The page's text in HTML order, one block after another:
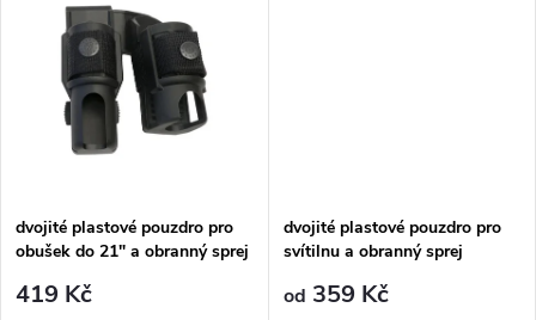
dvojité plastové pouzdro pro
obušek do 21" a obranný sprej
419 Kč
dvojité plastové pouzdro pro
svítilnu a obranný sprej
od 359 Kč